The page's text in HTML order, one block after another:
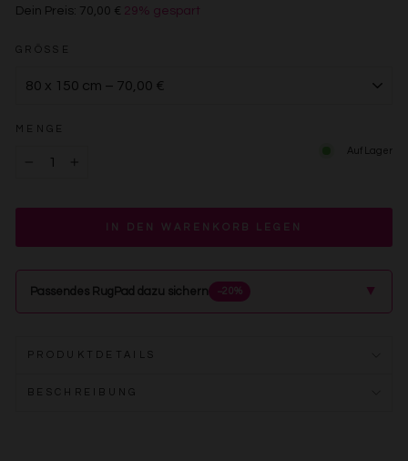
Dein Preis: 70,00 € 29% gespart
GRÖSSE
MENGE
Auf Lager
IN DEN WARENKORB LEGEN
Passendes RugPad dazu sichern −20% ▲
PRODUKTDETAILS
BESCHREIBUNG